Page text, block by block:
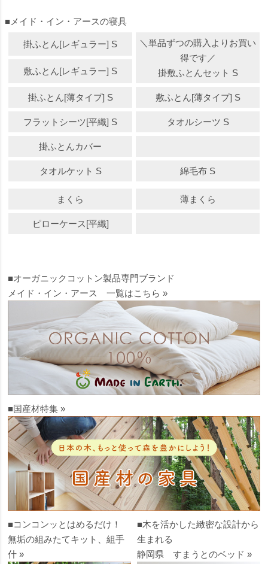
■メイド・イン・アースの寝具
掛ふとん[レギュラー] S
＼単品ずつの購入よりお買い
得です／
掛敷ふとんセット S
敷ふとん[レギュラー] S
掛ふとん[薄タイプ] S 敷ふとん[薄タイプ] S
フラットシーツ[平織] S タオルシーツ S
掛ふとんカバー
タオルケット S 綿毛布 S
まくら 薄まくら
ピローケース[平織]
■オーガニックコットン製品専門ブランド
メイド・イン・アース 一覧はこちら »
■国産材特集 »
■コンコンッとはめるだけ！
無垢の組みたてキット、組手
什 »
■木を活かした緻密な設計から
生まれる
静岡県 すまうとのベッド »